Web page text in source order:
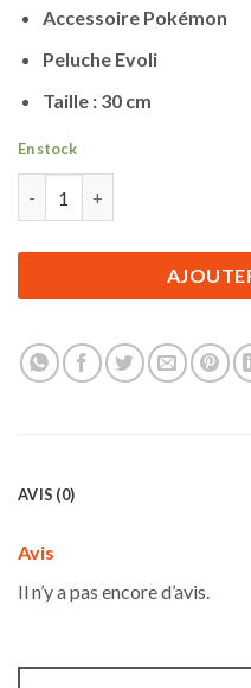
Accessoire Pokémon
Peluche Evoli
Taille : 30 cm
En stock
AVIS (0)
Avis
Il n’y a pas encore d’avis.